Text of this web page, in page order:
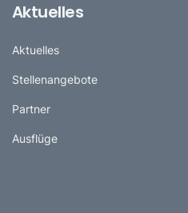
Aktuelles
Aktuelles
Stellenangebote
Partner
Ausflüge